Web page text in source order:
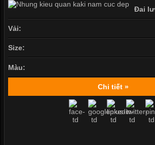
Đai
Vải:
Size:
Màu:
Chi tiết »